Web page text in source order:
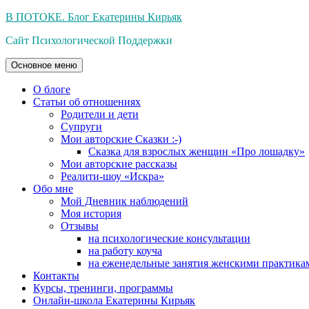
Перейти
содержимому
В ПОТОКЕ. Блог Екатерины Кирьяк
Сайт Психологической Поддержки
Основное меню
О блоге
Статьи об отношениях
Родители и дети
Супруги
Мои авторские Сказки :-)
Сказка для взрослых женщин «Про лошадку»
Мои авторские рассказы
Реалити-шоу «Искра»
Обо мне
Мой Дневник наблюдений
Моя история
Отзывы
на психологические консультации
на работу коуча
на еженедельные занятия женскими
Контакты
Курсы, тренинги, программы
Онлайн-школа Екатерины Кирьяк